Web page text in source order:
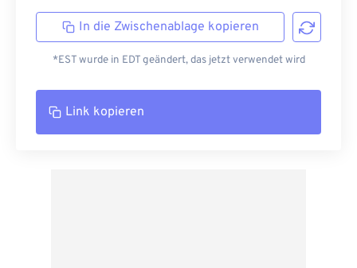
In die Zwischenablage kopieren
*EST wurde in EDT geändert, das jetzt verwendet wird
Link kopieren